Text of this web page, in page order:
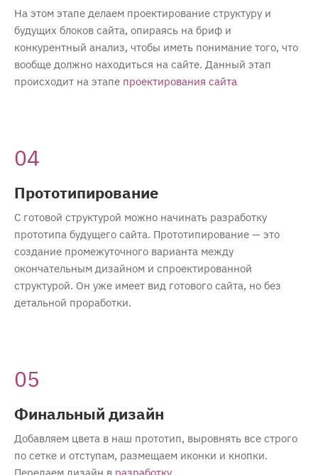
На этом этапе делаем проектирование структуру и
будущих блоков сайта, опираясь на бриф и
конкурентный анализ, чтобы иметь понимание того, что
вообще должно находиться на сайте. Данный этап
происходит на этапе проектирования сайта
04
Прототипирование
С готовой структурой можно начинать разработку
прототипа будущего сайта. Прототипирование — это
создание промежуточного варианта между
окончательным дизайном и спроектированной
структурой. Он уже имеет вид готового сайта, но без
детальной проработки.
05
Финальный дизайн
Добавляем цвета в наш прототип, выровнять все строго
по сетке и отступам, размещаем иконки и кнопки.